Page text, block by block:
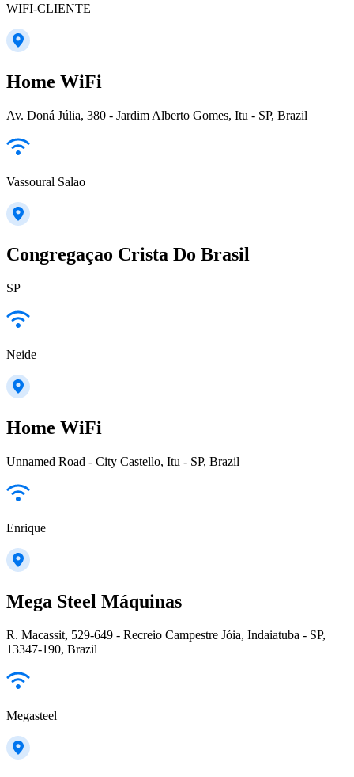
WIFI-CLIENTE
Home WiFi
Av. Doná Júlia, 380 - Jardim Alberto Gomes, Itu - SP, Brazil
Vassoural Salao
Congregaçao Crista Do Brasil
SP
Neide
Home WiFi
Unnamed Road - City Castello, Itu - SP, Brazil
Enrique
Mega Steel Máquinas
R. Macassit, 529-649 - Recreio Campestre Jóia, Indaiatuba - SP,
13347-190, Brazil
Megasteel